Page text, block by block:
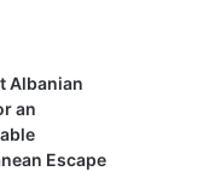
Albanian
an
Escape